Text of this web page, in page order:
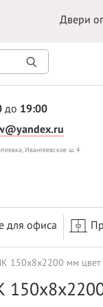
Двери
до 19:00
Ивантеевское ш. 4
для офиса
150х8х2200 мм цвет